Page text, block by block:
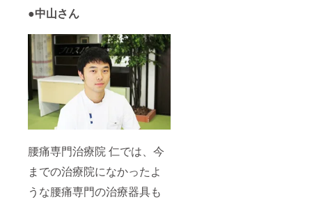
●中山さん
腰痛専門治療院 仁では、今
までの治療院になかったよ
うな腰痛専門の治療器具も